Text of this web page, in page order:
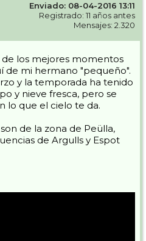
Enviado: 08-04-2016 13:11
Registrado: 11 años antes
Mensajes: 2.320
los mejores momentos
de mi hermano "pequeño".
y la temporada ha tenido
y nieve fresca, pero se
lo que el cielo te da.
de la zona de Peülla,
de Argulls y Espot